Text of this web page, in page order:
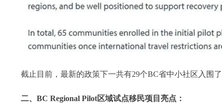
截止目前，最新的政策下一共有29个BC省中小社区入围
二、BC Regional Pilot区域试点移民项目亮点：